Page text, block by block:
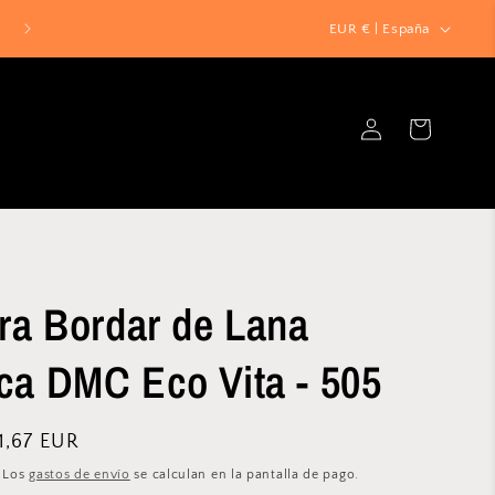
a
n
EUR € | España
sesión
Carrito
Bordar de Lana
DMC Eco Vita - 505
EUR
Losgastos de envío se calculan en la pantalla de pago.